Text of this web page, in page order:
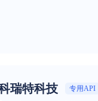
瑞特科技 专用API